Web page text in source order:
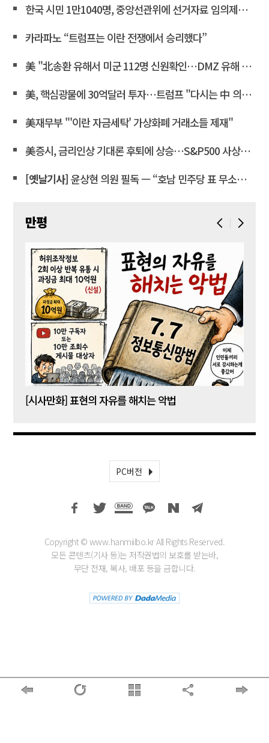
한국 시민 1만1040명, 중앙선관위에 선거자료 임의제출 요청
카라파노 “트럼프는 이란 전쟁에서 승리했다”
美 "北송환 유해서 미군 112명 신원확인…DMZ 유해 발굴 재개"
美, 핵심광물에 30억달러 투자…트럼프 "다시는 中 의존 않도록"
美재무부 "'이란 자금세탁' 가상화폐 거래소들 제재"
美증시, 금리인상 기대론 후퇴에 상승…S&P500 사상최고치 마감
[옛날기사] 윤상현 의원 필독 ㅡ “호남 민주당 표 무소속에 보태”… 전산 조작으로 ‘선거비 보전’ 의혹
만평
[시사만화] 표현의 자유를 해치는 악법
PC버전
Copyright © www.hanmiilbo.kr All Rights Reserved.
모든 콘텐츠(기사 등)는 저작권법의 보호를 받는바,
무단 전재, 복사, 배포 등을 금합니다.